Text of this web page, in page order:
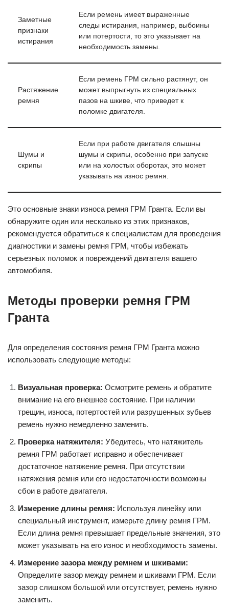
Заметные
признаки
истирания
Если ремень имеет выраженные
следы истирания, например, выбоины
или потертости, то это указывает на
необходимость замены.
Растяжение
ремня
Если ремень ГРМ сильно растянут, он
может выпрыгнуть из специальных
пазов на шкиве, что приведет к
поломке двигателя.
Шумы и
скрипы
Если при работе двигателя слышны
шумы и скрипы, особенно при запуске
или на холостых оборотах, это может
указывать на износ ремня.
Это основные знаки износа ремня ГРМ Гранта. Если вы
обнаружите один или несколько из этих признаков,
рекомендуется обратиться к специалистам для проведения
диагностики и замены ремня ГРМ, чтобы избежать
серьезных поломок и повреждений двигателя вашего
автомобиля.
Методы проверки ремня ГРМ
Гранта
Для определения состояния ремня ГРМ Гранта можно
использовать следующие методы:
Визуальная проверка: Осмотрите ремень и обратите
внимание на его внешнее состояние. При наличии
трещин, износа, потертостей или разрушенных зубьев
ремень нужно немедленно заменить.
Проверка натяжителя: Убедитесь, что натяжитель
ремня ГРМ работает исправно и обеспечивает
достаточное натяжение ремня. При отсутствии
натяжения ремня или его недостаточности возможны
сбои в работе двигателя.
Измерение длины ремня: Используя линейку или
специальный инструмент, измерьте длину ремня ГРМ.
Если длина ремня превышает предельные значения, это
может указывать на его износ и необходимость замены.
Измерение зазора между ремнем и шкивами:
Определите зазор между ремнем и шкивами ГРМ. Если
зазор слишком большой или отсутствует, ремень нужно
заменить.